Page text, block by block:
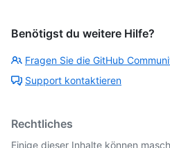
Benötigst du weitere Hilfe?
Fragen Sie die GitHub
Support kontaktieren
Rechtliches
Einige dieser Inhalte können